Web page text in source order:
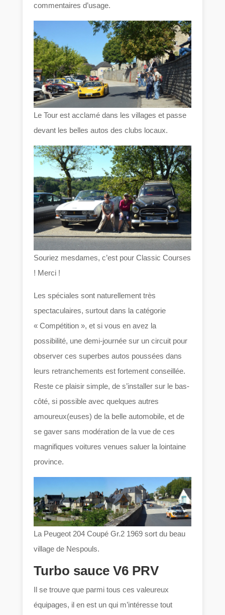
commentaires d’usage.
Le Tour est acclamé dans les villages et passe
devant les belles autos des clubs locaux.
Souriez mesdames, c’est pour Classic Courses
! Merci !
Les spéciales sont naturellement très
spectaculaires, surtout dans la catégorie
« Compétition », et si vous en avez la
possibilité, une demi-journée sur un circuit pour
observer ces superbes autos poussées dans
leurs retranchements est fortement conseillée.
Reste ce plaisir simple, de s’installer sur le bas-
côté, si possible avec quelques autres
amoureux(euses) de la belle automobile, et de
se gaver sans modération de la vue de ces
magnifiques voitures venues saluer la lointaine
province.
La Peugeot 204 Coupé Gr.2 1969 sort du beau
village de Nespouls.
Turbo sauce V6 PRV
Il se trouve que parmi tous ces valeureux
équipages, il en est un qui m’intéresse tout